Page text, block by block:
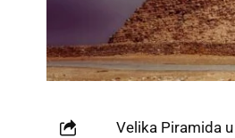
Velika Piramida